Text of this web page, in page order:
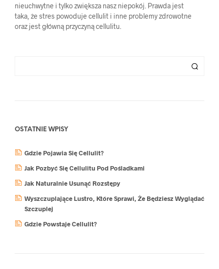
nieuchwytne i tylko zwiększa nasz niepokój. Prawda jest
taka, że stres powoduje cellulit i inne problemy zdrowotne
oraz jest główną przyczyną cellulitu.
OSTATNIE WPISY
Gdzie Pojawia Się Cellulit?
Jak Pozbyć Się Cellulitu Pod Pośladkami
Jak Naturalnie Usunąć Rozstępy
Wyszczuplające Lustro, Które Sprawi, Że Będziesz Wyglądać
Szczuplej
Gdzie Powstaje Cellulit?